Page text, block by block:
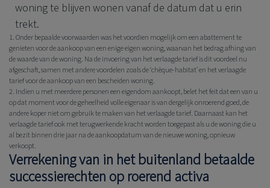
woning te blijven wonen vanaf de datum dat u erin
trekt.
1. Onder bepaalde voorwaarden was het voordien mogelijk om een abattement te
genieten voor de aankoop van een enige eigen woning, waarvan het bedrag afhing van
de waarde van de woning. Na de invoering van het verlaagde tarief is dit voordeel nu
afgeschaft, samen met andere voordelen zoals de ‘chèque-habitat’ en het verlaagde
tarief voor de aankoop van een bescheiden woning.
2. Indien u met meerdere personen een eigendom aankoopt, belet het feit dat een van u
op dat moment voor de geheelheid volle eigenaar is van dergelijk onroerend goed, de
andere koper niet om gebruik te maken van het verlaagde tarief. Daarnaast kan het
verlaagde tarief ook met terugwerkende kracht worden toegepast als u de woning die u
al bezit binnen drie jaar na de aankoopdatum van de nieuwe woning, opnieuw
verkoopt.
Verrekening van in het buitenland betaalde
successierechten op roerend activa